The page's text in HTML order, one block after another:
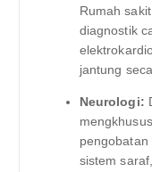
Rumah
diagnostik
jantung
Neurologi:
sistem